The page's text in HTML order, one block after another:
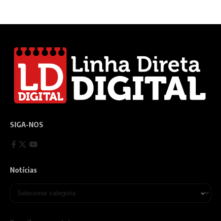
SIGA-NOS
Notícias